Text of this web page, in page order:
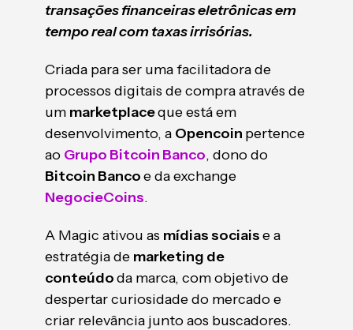
transações financeiras eletrônicas em
tempo real com taxas irrisórias.
Criada para ser uma facilitadora de
processos digitais de compra através de
um marketplaceque está em
desenvolvimento, a Opencoin pertence
ao Grupo Bitcoin Banco, dono do
Bitcoin Bancoe da exchange
NegocieCoins.
A Magic ativou as mídias sociaise a
estratégia de marketing de
conteúdoda marca, com objetivo de
despertar curiosidade do mercado e
criar relevância junto aos buscadores.